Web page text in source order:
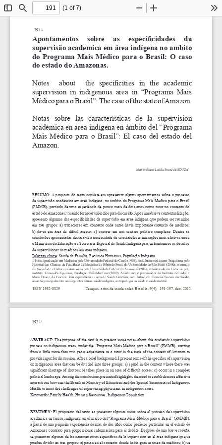
ToggleFind
(1 of 7)
Zoom
  191 //
Apontamentos  sobre  as  especificidades  da
supervisão academica em área indígena no ambito
do Programa Mais Médico para o Brasil: O caso
do estado do Amazonas.
Notes    about    the  specificities  in  the  academic
supervision  in  indigenous  area  in  “Programa  Mais
Médico para o Brasil”: The case of the state of Amazon.
Notas  sobre  las  características  de  la  supervisión
académica en área indígena en ámbito del “Programa
Mais Médico para o Brasil”: El caso del estado del
Amazon.
Maximiliano Loiola Ponte de SOUZA1
RESUMO: A proposta do texto consiste em apresentar alguns apontamentos sobre o processo
de supervisão acadêmica em área indígena, no âmbito do Programa Mais Médico para o Brasil
(PMMB), partindo de uma experiência de pouco mais de dois anos como tutor no contexto do
estado do Amazonas, visando fornecer subsídios para discussão. Após uma breve contextualização,
apresento algumas das especificidades da supervisão em área indígena que podem ser reunidos
em três grupos: a) transcorrer em contexto onde antes havia importante carência de médicos;
b) dá-se em área de difícil acesso; c) ocorrer em um cenário político complexo. Dentre as
conclusões apresentadas destaca-se a necessidade de se estabelecer interações mais efetivas entre
o Ministério da Educação e a Secretaria Especial de Saúde Indígena para enfrentarmos os desafios
de supervisionar os médicos em área indígena.
Palavras-chave: Saúde da Família, Recursos Humanos, População Indígena
1 Possui graduação em Medicina pela Universidade Federal do Ceará (1998), residência médica em Psiquiatria pelo
Hospital das Clínicas da Faculdade de Medicina de Ribeirão Preto, da Universidade de São Paulo (2000), mestrado
em Sociedade e Cultura na Amazônia pela Universidade Federal do Amazonas (2004) e doutorado em Ciências pelo
Instituto Fernandes Figueiras, Fundação Oswaldo Cruz (2009). Atualmente é pesquisador do Instituto Leônidas e
Maria Deane, da Fiocruz. Tem experiência na área de Saúde Coletiva, com ênfase em Ciencias Sociais em Saude,
atuando principalmente nos seguintes temas: saude indigena, antropologia da saúde e saúde mental.
ISSN 1982-8829 Tempus, actas de saúde colet, Brasília, 9(4),  191-197, dez, 2015.
  192 //
ABSTRACT: The purpose of the text is to present some notes about the academic supervision
process on indigenous areas, under the “Programa Mais Médico para o Brasil” (PMMB), starting
from a little more than two years experience as a tutor in the state of the context of Amazon to
provide input for discussion. After a brief background, I present some of the specifics of supervision
on indigenous area that can be divided into three groups: a) spend in the context where there was
significant shortage of doctors; b) takes place in an area of difficult access; c) occur in a complex
political landscape. Among the conclusions presented highlights the need to establish more effective
interactions between the Brazilian Ministry of Education and the Special Secretariat of Indigenous
Health to meet the challenges of supervising physicians in indigenous areas.
Keywords: Family Health, Human Resources, Indigenous Population
RESUMEN: El propuesto del texto es presentar algunas notas sobre el proceso de supervisión
académica en tierras indígenas, en el marco del “Programa Mais Médico para o Brasil” (PMMB),
a partir de una pequeña experiencia de más de dos años como profesor particular en el estado de
Amazonas contexto para proporcionar información para el debate. Después de una breve reseña,
se presentan algunas de las características específicas de la supervisión en el área indígena que se
pueden dividir en tres grupos: a) pasan en el contexto donde había gran escasez de médicos; b) se